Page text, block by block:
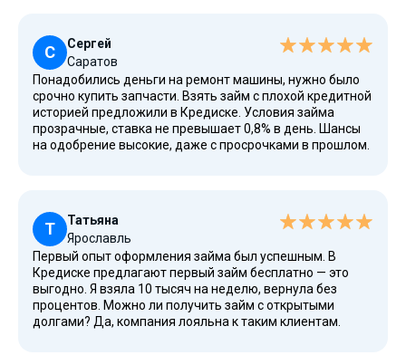
С
Сергей
Саратов
Понадобились деньги на ремонт машины, нужно было
срочно купить запчасти. Взять займ с плохой кредитной
историей предложили в Кредиске. Условия займа
прозрачные, ставка не превышает 0,8% в день. Шансы
на одобрение высокие, даже с просрочками в прошлом.
Т
Татьяна
Ярославль
Первый опыт оформления займа был успешным. В
Кредиске предлагают первый займ бесплатно — это
выгодно. Я взяла 10 тысяч на неделю, вернула без
процентов. Можно ли получить займ с открытыми
долгами? Да, компания лояльна к таким клиентам.